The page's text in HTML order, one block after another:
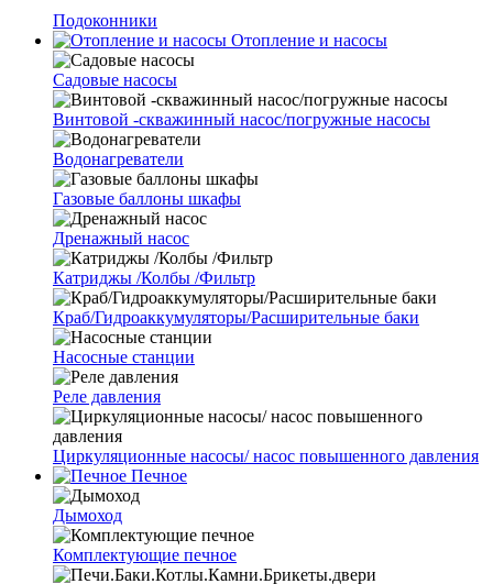
Подоконники
Отопление и насосы
Cадовые насосы
Винтовой -скважинный насос/погружные насосы
Водонагреватели
Газовые баллоны шкафы
Дренажный насос
Катриджы /Колбы /Фильтр
Краб/Гидроаккумуляторы/Расширительные баки
Насосные станции
Реле давления
Циркуляционные насосы/ насос повышенного давления
Печное
Дымоход
Комплектующие печное